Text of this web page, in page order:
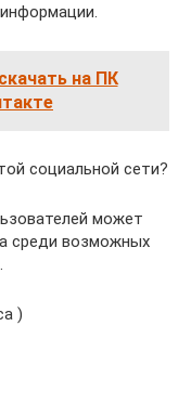
на ПК
социальной сети?
может
среди возможных
)